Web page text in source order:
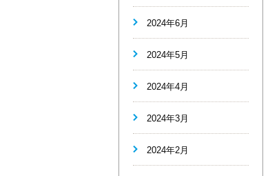
2024年6月
2024年5月
2024年4月
2024年3月
2024年2月